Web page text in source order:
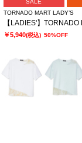
SALE
TORNADO MART LADY’S
￥5,940(税込) 50%OFF